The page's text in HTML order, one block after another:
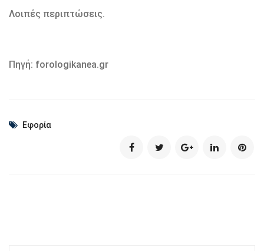
Λοιπές περιπτώσεις.
Πηγή: forologikanea.gr
Εφορία